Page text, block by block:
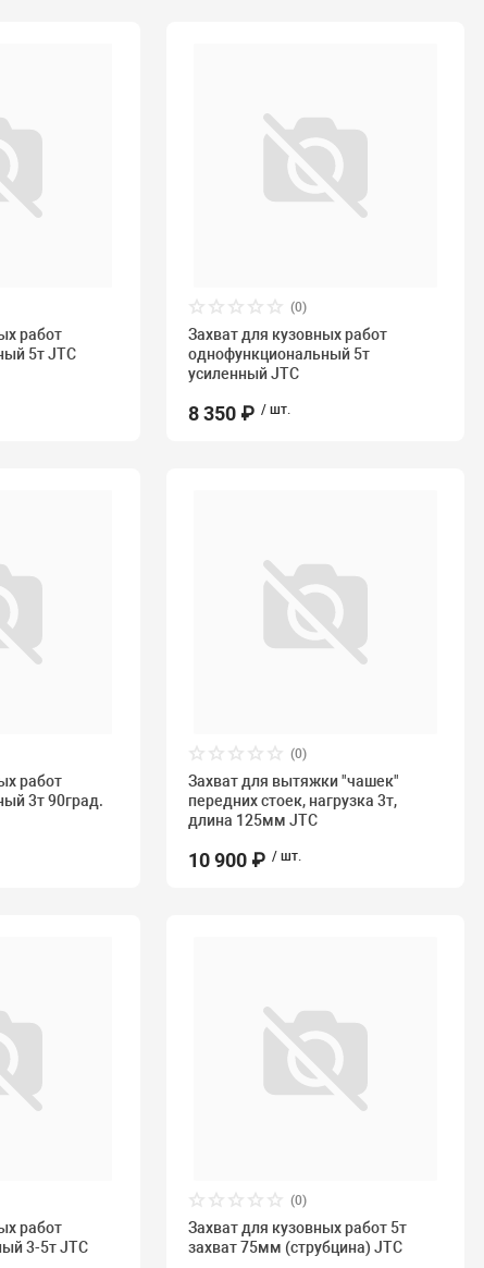
работ
5т JTC
(0)
Захват для кузовных работ
однофункциональный 5т
усиленный JTC
8 350 ₽ / шт.
работ
3т 90град.
(0)
Захват для вытяжки "чашек"
передних стоек, нагрузка 3т,
длина 125мм JTC
10 900 ₽ / шт.
работ
3-5т JTC
(0)
Захват для кузовных работ 5т
захват 75мм (струбцина) JTC